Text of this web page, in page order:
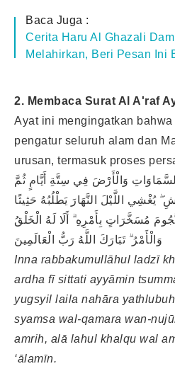
Baca Juga :
Cerita Haru Al Ghazali
Melahirkan, Beri Pesan Ini
2. Membaca Surat Al A'raf
Ayat ini mengingatkan
pengatur seluruh alam dan
urusan, termasuk proses
وَالْأَرْضَ فِي سِتَّةِ أَيَّامٍ ثُمَّ
يُغْشِي اللَّيْلَ النَّهَارَ يَطْلُبُهُ حَثِيثًا
مُسَخَّرَاتٍ بِأَمْرِهِ ۗ أَلَا لَهُ الْخَلْقُ
وَالْأَمْرُ ۗ تَبَارَكَ اللَّهُ رَبُّ الْعَالَمِينَ
Inna rabbakumullāhul ladzī
ardha fī sittati ayyāmin
yugsyil laila nahāra
syamsa wal-qamara wan-
amrih, alā lahul khalqu wal
‘ālamīn.